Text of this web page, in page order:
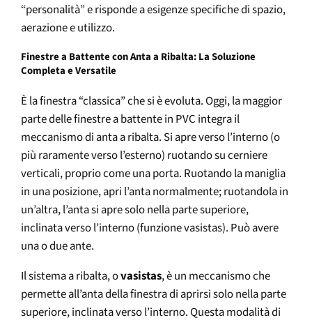
“personalità” e risponde a esigenze specifiche di spazio,
aerazione e utilizzo.
Finestre a Battente con Anta a Ribalta: La Soluzione
Completa e Versatile
È la finestra “classica” che si è evoluta. Oggi, la maggior
parte delle finestre a battente in PVC integra il
meccanismo di anta a ribalta. Si apre verso l’interno (o
più raramente verso l’esterno) ruotando su cerniere
verticali, proprio come una porta. Ruotando la maniglia
in una posizione, apri l’anta normalmente; ruotandola in
un’altra, l’anta si apre solo nella parte superiore,
inclinata verso l’interno (funzione vasistas). Può avere
una o due ante.
Il sistema a ribalta, ovasistas, è un meccanismo che
permette all’anta della finestra di aprirsi solo nella parte
superiore, inclinata verso l’interno. Questa modalità di